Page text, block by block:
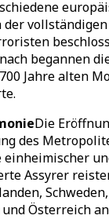
der
begannen
Jahre alten
Die
des
einheimischer
Assyrer
Österreich